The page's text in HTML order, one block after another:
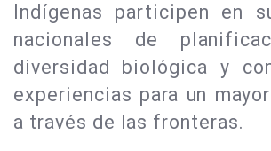
Indígenas participen en
nacionales de
diversidad biológica y
experiencias para un
a través de las fronteras.